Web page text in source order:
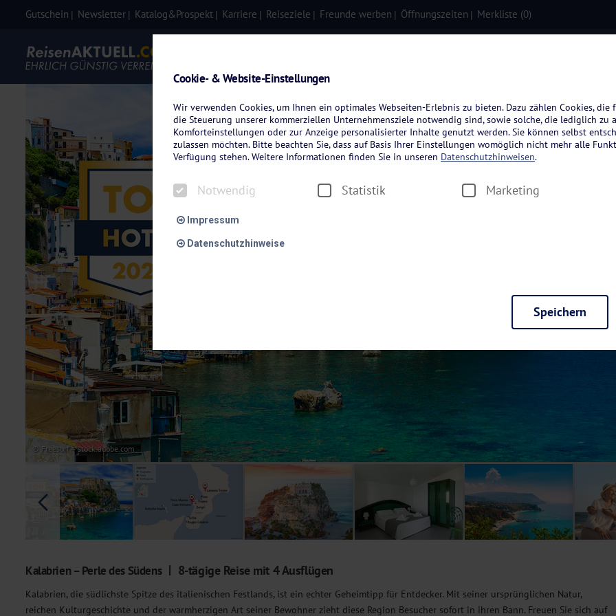
Gutschein Newsletter Katalog&Prospekt Karriere Reiseziele Freunde werben Öffnungszeiten Merkliste (0)
© Freesurf – stock.adobe.com
Kalabrien – Perle des Südens 8-tägige Reise mit 4 Ausflügen
Kalabrien, die südlichste Spitze des italienischen Festlands, ist ein echter Geheimtipp für Entdecker. Mit seiner ursprünglichen Natur,
reichen Kulturgeschichte und der warmherzigen Art seiner Bewohner zieht diese Region Besucher sofort in ihren Bann. Freuen Sie sich auf
Cookie- & Website-Einstellungen
Wir verwenden Cookies, um Ihnen ein optimales Webseiten-Erlebnis zu bieten. Dazu zählen Cookies,
die Steuerung unserer kommerziellen Unternehmensziele notwendig sind, sowie solche, die lediglich zu
Komforteinstellungen oder zur Anzeige personalisierter Inhalte genutzt werden. Sie können selbst
zulassen möchten. Bitte beachten Sie, dass auf Basis Ihrer Einstellungen womöglich nicht mehr alle
Verfügung stehen. Weitere Informationen finden Sie in unseren Datenschutzhinweisen.
Notwendig Statistik Marketing
Impressum
Datenschutzhinweise
Diese Cookies sind für den Betrieb der Seite unbedingt notwendig und ermöglichen beispielsweise
möchten, um Ihnen unsere Dienste bei einem erneuten Besuch unserer Seite schneller zur Verfügung zu
Statistik
Um unser Angebot und unsere Webseite weiter zu verbessern, erfassen wir anonymisierte Daten für
dieser Cookies können wir beispielsweise die Besucherzahlen und den Effekt bestimmter Seiten unseres
unsere Inhalte optimieren. Wir nutzen hierfür Dienste von Google und Facebook. Durch diese Dienste
Übermittlung, der auf unsere Website erfassten Daten, kommen. Weitere Hinweise zu der Verarbeitung
Datenschutzhinweisen
. Sie können Ihre Einwilligung jederzeit in den Cookie-Einstellungen
Marketing
Diese Cookies werden genutzt, um Ihnen personalisierte Inhalte, passend zu Ihren Interessen anzuzeigen.
Speichern